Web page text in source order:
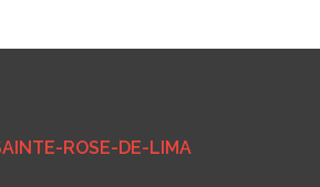
ROSE-DE-LIMA